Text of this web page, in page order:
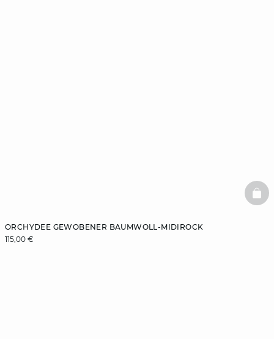
ORCHYDEE GEWOBENER BAUMWOLL-MIDIROCK
115,00 €